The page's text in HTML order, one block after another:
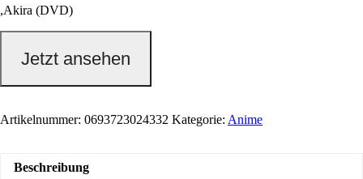
,Akira (DVD)
Jetzt ansehen
Artikelnummer: 0693723024332 Kategorie: Anime
Beschreibung